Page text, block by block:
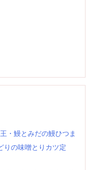
・鰻とみだの鰻ひつま
の味噌とりカツ定